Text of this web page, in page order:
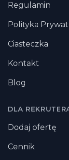
Regulamin
Polityka
Ciasteczka
Kontakt
Blog
DLA
Dodaj ofertę
Cennik